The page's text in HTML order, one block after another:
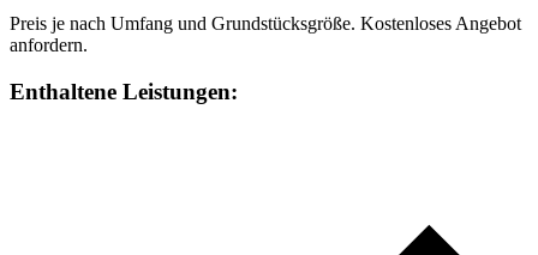
Preis je nach Umfang und Grundstücksgröße. Kostenloses Angebot
anfordern.
Enthaltene Leistungen: